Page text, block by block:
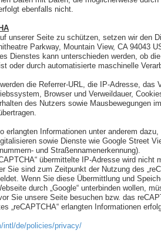
ebenfalls nicht.
unserer Seite zu schützen, setzen wir den
Parkway, Mountain View, CA 94043
Dienstes kann unterschieden werden, ob
oder durch automatisierte maschinelle
die Referrer-URL, die IP-Adresse, das
Browser und Verweildauer,
des Nutzers sowie Mausbewegungen
erlangten Informationen unter anderem
sowie Dienste wie Google Street
und Straßennamenerkennung).
übermittelte IP-Adresse wird nicht
Sie sind zum Zeitpunkt der Nutzung des
Wenn Sie diese Übermittlung und
durch „Google“ unterbinden wollen,
Sie unsere Seite besuchen bzw. das
„reCAPTCHA“ erlangten Informationen
intl/de/policies/privacy/